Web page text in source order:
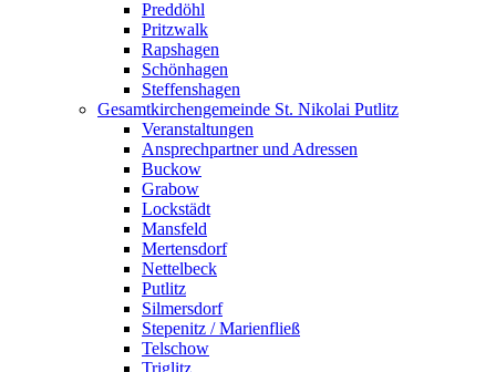
Preddöhl
Pritzwalk
Rapshagen
Schönhagen
Steffenshagen
Gesamtkirchengemeinde St. Nikolai Putlitz
Veranstaltungen
Ansprechpartner und Adressen
Buckow
Grabow
Lockstädt
Mansfeld
Mertensdorf
Nettelbeck
Putlitz
Silmersdorf
Stepenitz / Marienfließ
Telschow
Triglitz